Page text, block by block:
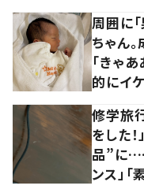
周囲に
ちゃん
「きゃ
的にイ
修学旅
をした
品”に
ンス」「